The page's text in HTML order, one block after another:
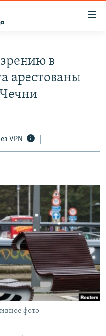
в
арестованы
VPN
фото